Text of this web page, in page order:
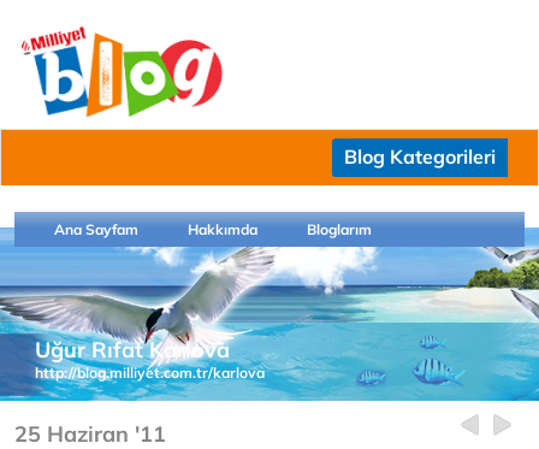
Blog Kategorileri
Ana Sayfam Hakkımda Bloglarım
Uğur Rıfat Karlova
http://blog.milliyet.com.tr/karlova
25 Haziran '11